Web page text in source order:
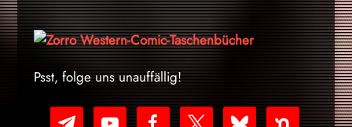
Psst, folge uns unauffällig!
telegram
youtube-
facebook bluesky nextdoor